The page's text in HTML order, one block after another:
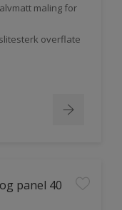
maling for
overflate
panel 40